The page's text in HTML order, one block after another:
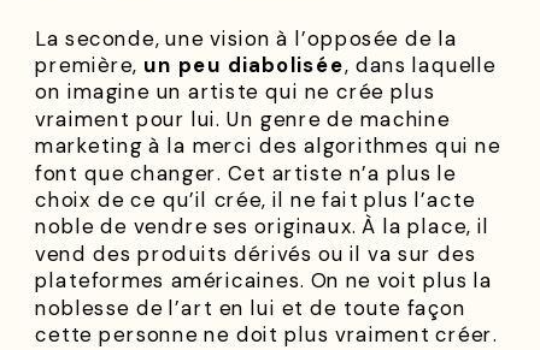
La seconde, une vision à l’opposée de la
première, un peu diabolisée, dans laquelle
on imagine un artiste qui ne crée plus
vraiment pour lui. Un genre de machine
marketing à la merci des algorithmes qui ne
font que changer. Cet artiste n’a plus le
choix de ce qu’il crée, il ne fait plus l’acte
noble de vendre ses originaux. À la place, il
vend des produits dérivés ou il va sur des
plateformes américaines. On ne voit plus la
noblesse de l’art en lui et de toute façon
cette personne ne doit plus vraiment créer.